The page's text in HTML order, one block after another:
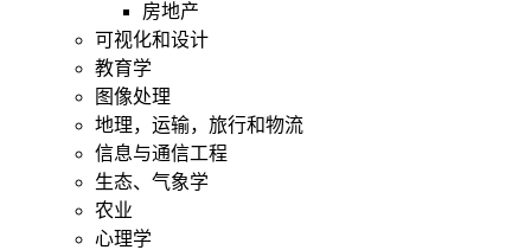
房地产
可视化和设计
教育学
图像处理
地理，运输，旅行和物流
信息与通信工程
生态、气象学
农业
心理学